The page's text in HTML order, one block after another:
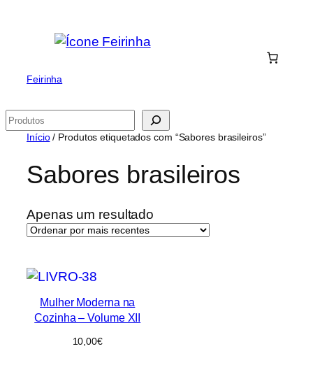
Feirinha
Pesquisar
Início/ Produtos etiquetados com “Sabores brasileiros”
Sabores brasileiros
Apenas um resultado
Mulher Moderna na
Cozinha – Volume XII
10,00€